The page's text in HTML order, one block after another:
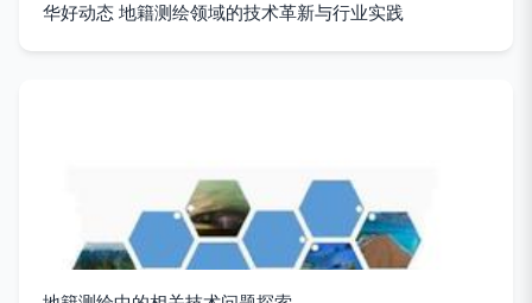
华好动态 地籍测绘领域的技术革新与行业实践